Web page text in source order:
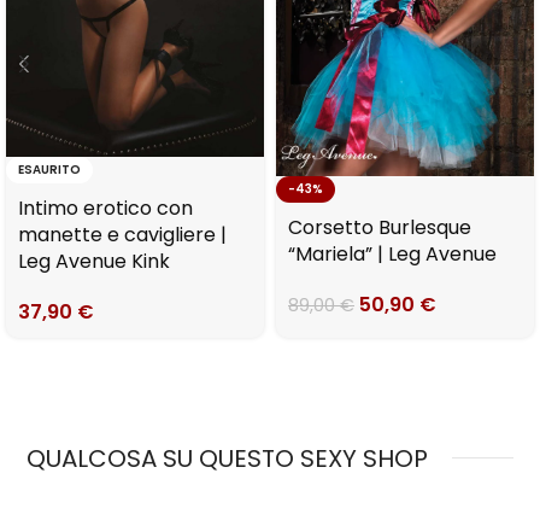
ESAURITO
Intimo erotico con
manette e cavigliere |
Leg Avenue Kink
37,90 €
-43%
Corsetto Burlesque
“Mariela” | Leg Avenue
89,00€ 50,90 €
QUALCOSA SU QUESTO SEXY SHOP